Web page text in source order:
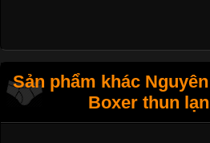
Sản phẩm khác
Boxer thun